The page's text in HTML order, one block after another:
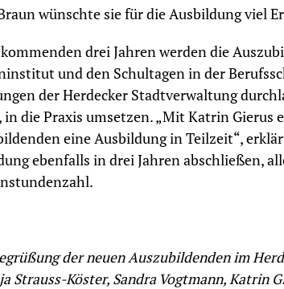
wünschte sie für die Ausbildung viel
drei Jahren werden die
und den Schultagen in der
der Herdecker Stadtverwaltung
in die Praxis umsetzen. „Mit Katrin Gierus
eine Ausbildung in Teilzeit“,
ebenfalls in drei Jahren abschließen,
der neuen Auszubildenden im
Strauss-Köster, Sandra Vogtmann, Katrin